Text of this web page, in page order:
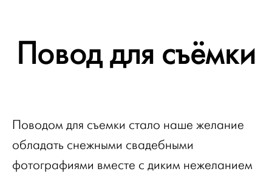
Повод для съёмки
Поводом для съемки стало наше желание
обладать снежными свадебными
фотографиями вместе с диким нежеланием